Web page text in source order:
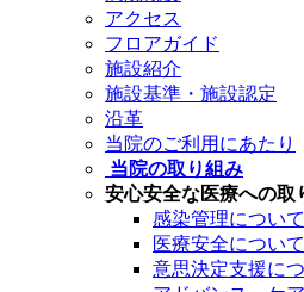
アクセス
フロアガイド
施設紹介
施設基準・施設認定
沿革
当院のご利用にあたり
当院の取り組み
安心安全な医療への取
感染管理について
医療安全について
意思決定支援に